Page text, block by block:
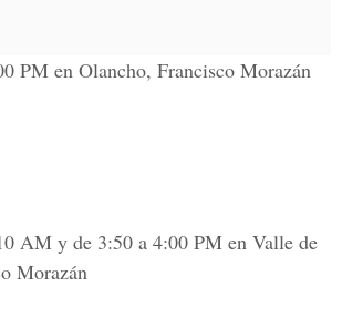
PM en Olancho, Francisco Morazán
AM y de 3:50 a 4:00 PM en Valle de
Morazán